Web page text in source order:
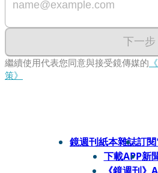
下一步
繼續使用代表您同意與接受鏡傳媒的
策》
鏡週刊紙本雜誌訂
下載APP新